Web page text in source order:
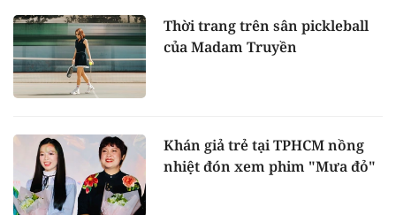
Thời trang trên sân pickleball
của Madam Truyền
Khán giả trẻ tại TPHCM nồng
nhiệt đón xem phim "Mưa đỏ"